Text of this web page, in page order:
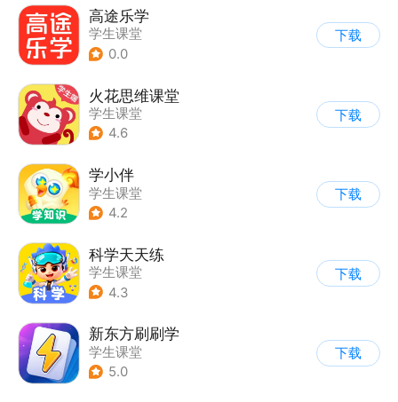
高途乐学
学生课堂
0.0
下载
火花思维课堂
学生课堂
4.6
下载
学小伴
学生课堂
4.2
下载
科学天天练
学生课堂
4.3
下载
新东方刷刷学
学生课堂
5.0
下载